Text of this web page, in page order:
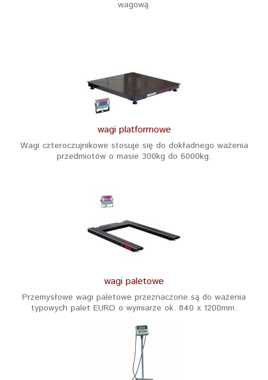
wagową.
wagi platformowe
Wagi czteroczujnikowe stosuje się do dokładnego ważenia
przedmiotów o masie 300kg do 6000kg.
wagi paletowe
Przemysłowe wagi paletowe przeznaczone są do ważenia
typowych palet EURO o wymiarze ok. 840 x 1200mm.